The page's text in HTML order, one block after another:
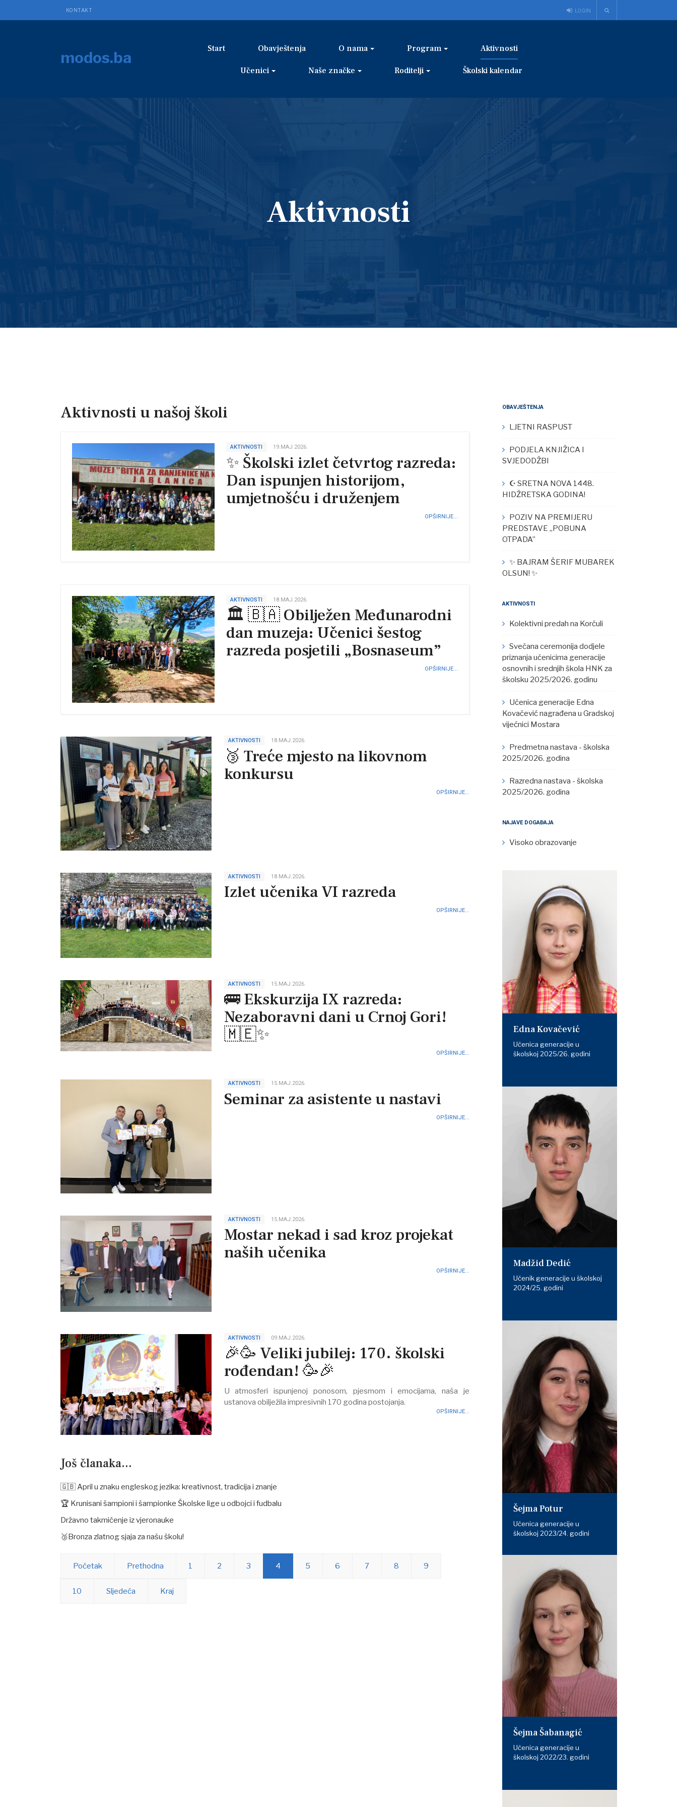
KONTAKT LOGIN
modos.ba Start Obavještenja O nama Program Aktivnosti
Učenici Naše značke Roditelji Školski kalendar
Aktivnosti
Aktivnosti u našoj školi
AKTIVNOSTI 19.MAJ.2026.
✨ Školski izlet četvrtog razreda:
Dan ispunjen historijom,
umjetnošću i druženjem
OPŠIRNIJE...
AKTIVNOSTI 18.MAJ.2026.
🏛 🇧🇦 Obilježen Međunarodni
dan muzeja: Učenici šestog
razreda posjetili „Bosnaseum”
OPŠIRNIJE...
AKTIVNOSTI 18.MAJ.2026.
🥉 Treće mjesto na likovnom
konkursu
OPŠIRNIJE...
AKTIVNOSTI 18.MAJ.2026.
Izlet učenika VI razreda
OPŠIRNIJE...
AKTIVNOSTI 15.MAJ.2026.
🚌 Ekskurzija IX razreda:
Nezaboravni dani u Crnoj Gori!
🇲🇪✨
OPŠIRNIJE...
AKTIVNOSTI 15.MAJ.2026.
Seminar za asistente u nastavi
OPŠIRNIJE...
AKTIVNOSTI 15.MAJ.2026.
Mostar nekad i sad kroz projekat
naših učenika
OPŠIRNIJE...
AKTIVNOSTI 09.MAJ.2026.
🎉🥳 Veliki jubilej: 170. školski
rođendan! 🥳🎉
U atmosferi ispunjenoj ponosom, pjesmom i emocijama, naša je
ustanova obilježila impresivnih 170 godina postojanja.
OPŠIRNIJE...
Još članaka...
🇬🇧 April u znaku engleskog jezika: kreativnost, tradicija i znanje
🏆 Krunisani šampioni i šampionke Školske lige u odbojci i fudbalu
Državno takmičenje iz vjeronauke
🥉Bronza zlatnog sjaja za našu školu! ⠀ ⠀
Početak Prethodna 1 2 3 4 5 6 7 8 9
10 Sljedeća Kraj
OBAVJEŠTENJA
LJETNI RASPUST
PODJELA KNJIŽICA I
SVJEDODŽBI
☪︎ SRETNA NOVA 1448.
HIDŽRETSKA GODINA!
POZIV NA PREMIJERU
PREDSTAVE „POBUNA
OTPADA”
✨ BAJRAM ŠERIF MUBAREK
OLSUN! ✨
AKTIVNOSTI
Kolektivni predah na Korčuli
Svečana ceremonija dodjele
priznanja učenicima generacije
osnovnih i srednjih škola HNK za
školsku 2025/2026. godinu
Učenica generacije Edna
Kovačević nagrađena u Gradskoj
vijećnici Mostara
Predmetna nastava - školska
2025/2026. godina
Razredna nastava - školska
2025/2026. godina
NAJAVE DOGAĐAJA
Visoko obrazovanje
Edna Kovačević
Učenica generacije u
školskoj 2025/26. godini
Madžid Dedić
Učenik generacije u školskoj
2024/25. godini
Šejma Potur
Učenica generacije u
školskoj 2023/24. godini
Šejma Šabanagić
Učenica generacije u
školskoj 2022/23. godini